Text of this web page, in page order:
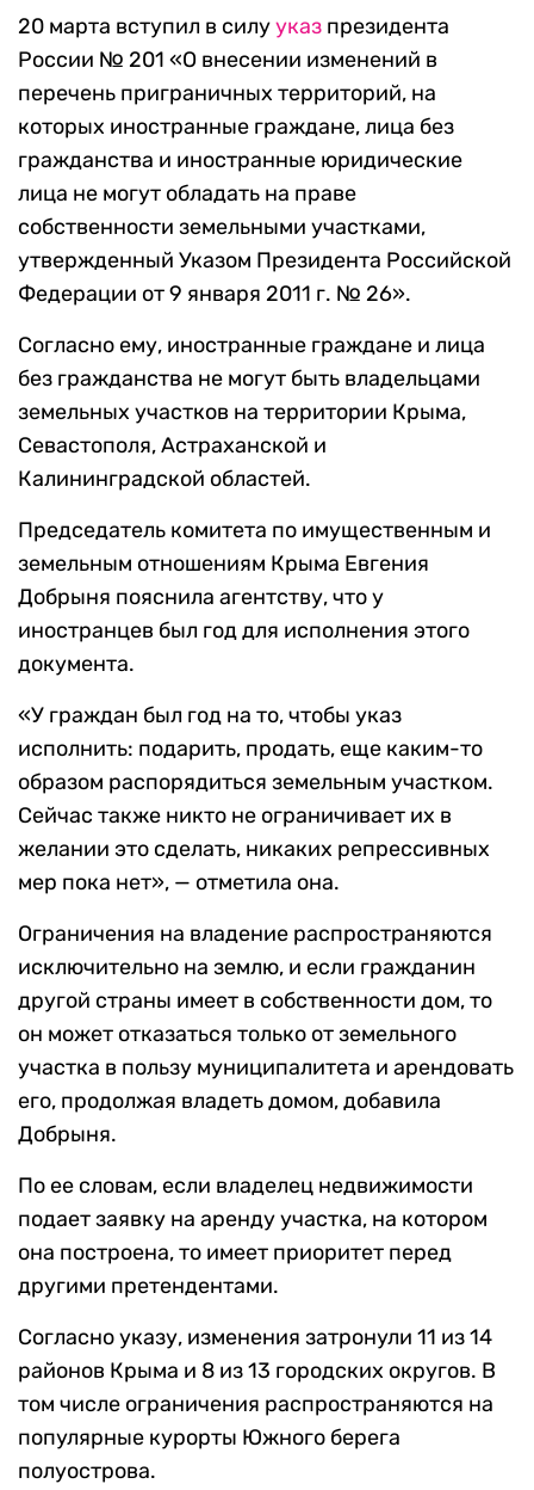
20 марта вступил в силууказ президента
России № 201 «О внесении изменений в
перечень приграничных территорий, на
которых иностранные граждане, лица без
гражданства и иностранные юридические
лица не могут обладать на праве
собственности земельными участками,
утвержденный Указом Президента Российской
Федерации от 9 января 2011 г. № 26».
Согласно ему, иностранные граждане и лица
без гражданства не могут быть владельцами
земельных участков на территории Крыма,
Севастополя, Астраханской и
Калининградской областей.
Председатель комитета по имущественным и
земельным отношениям Крыма Евгения
Добрыня пояснила агентству, что у
иностранцев был год для исполнения этого
документа.
«У граждан был год на то, чтобы указ
исполнить: подарить, продать, еще каким-то
образом распорядиться земельным участком.
Сейчас также никто не ограничивает их в
желании это сделать, никаких репрессивных
мер пока нет», — отметила она.
Ограничения на владение распространяются
исключительно на землю, и если гражданин
другой страны имеет в собственности дом, то
он может отказаться только от земельного
участка в пользу муниципалитета и арендовать
его, продолжая владеть домом, добавила
Добрыня.
По ее словам, если владелец недвижимости
подает заявку на аренду участка, на котором
она построена, то имеет приоритет перед
другими претендентами.
Согласно указу, изменения затронули 11 из 14
районов Крыма и 8 из 13 городских округов. В
том числе ограничения распространяются на
популярные курорты Южного берега
полуострова.